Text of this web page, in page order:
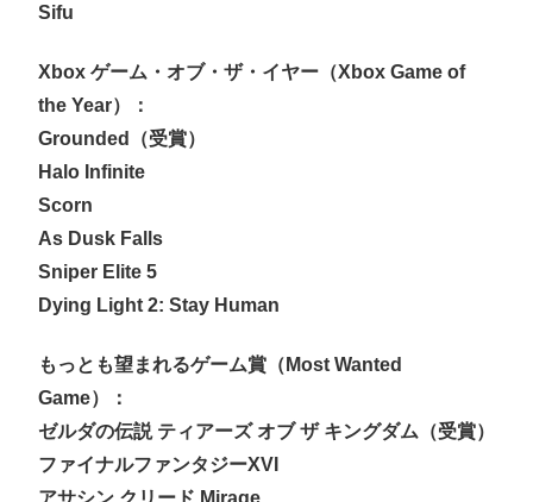
Sifu
Xbox ゲーム・オブ・ザ・イヤー（Xbox Game of
the Year）：
Grounded（受賞）
Halo Infinite
Scorn
As Dusk Falls
Sniper Elite 5
Dying Light 2: Stay Human
もっとも望まれるゲーム賞（Most Wanted
Game）：
ゼルダの伝説 ティアーズ オブ ザ キングダム（受賞）
ファイナルファンタジーXVI